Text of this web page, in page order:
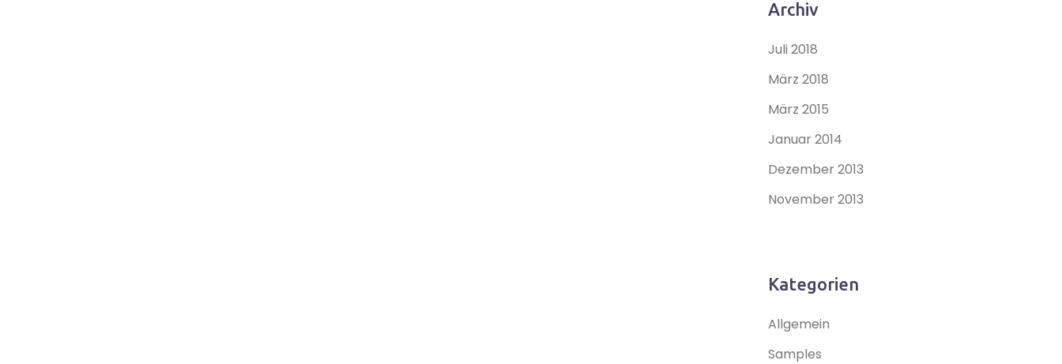
Archiv
Juli 2018
März 2018
März 2015
Januar 2014
Dezember 2013
November 2013
Kategorien
Allgemein
Samples